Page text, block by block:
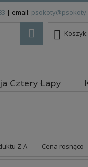
| email:
Koszyk:
Cztery Łapy
Z-A Cena rosnąco